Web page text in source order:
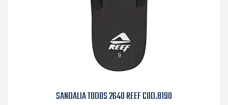
SANDALIA TODOS 2640 REEF COD.8190